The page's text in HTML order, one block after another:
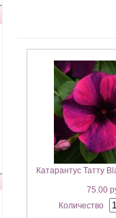
Катарантус Татту
75.00
Количество